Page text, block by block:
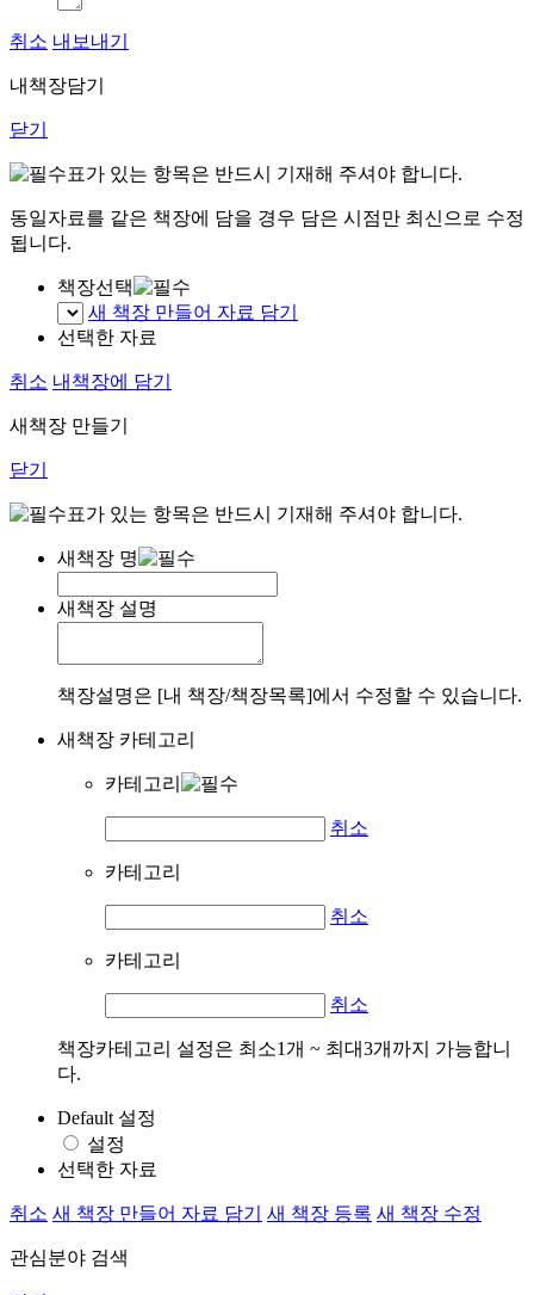
취소 내보내기
내책장담기
닫기
표가 있는 항목은 반드시 기재해 주셔야 합니다.
동일자료를 같은 책장에 담을 경우 담은 시점만 최신으로 수정
됩니다.
책장선택
새 책장 만들어 자료 담기
선택한 자료
취소 내책장에 담기
새책장 만들기
닫기
표가 있는 항목은 반드시 기재해 주셔야 합니다.
새책장 명
새책장 설명
책장설명은 [내 책장/책장목록]에서 수정할 수 있습니다.
새책장 카테고리
카테고리
취소
카테고리
취소
카테고리
취소
책장카테고리 설정은 최소1개 ~ 최대3개까지 가능합니
다.
Default 설정
설정
선택한 자료
취소 새 책장 만들어 자료 담기 새 책장 등록 새 책장 수정
관심분야 검색